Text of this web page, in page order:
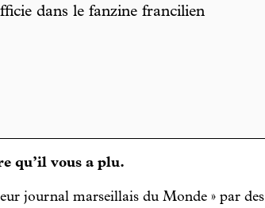
dans le fanzine francilien
qu’il vous a plu.
journal marseillais du Monde » par des